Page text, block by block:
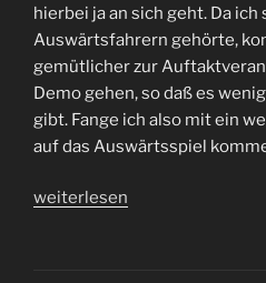
auch
noch
da.“
hierbei ja an sich geht. Da
Auswärtsfahrern gehörte,
gemütlicher zur
Demo gehen, so daß es
gibt. Fange ich also mit ein
auf das Auswärtsspiel
„Energy
weiterlesen